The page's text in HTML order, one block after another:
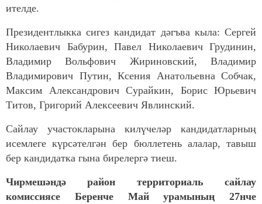
ителде.
Президентлыкка сигез кандидат дәгъва кыла: Сергей
Николаевич Бабурин, Павел Николаевич Грудинин,
Владимир Вольфович Жириновский, Владимир
Владимирович Путин, Ксения Анатольевна Собчак,
Максим Александрович Сурайкин, Борис Юрьевич
Титов, Григорий Алексеевич Явлинский.
Сайлау участокларына килүчеләр кандидатларның
исемлеге күрсәтелгән бер бюллетень алалар, тавыш
бер кандидатка гына бирелергә тиеш.
Чирмешәндә район территориаль сайлау
комиссиясе Беренче Май урамының 27нче